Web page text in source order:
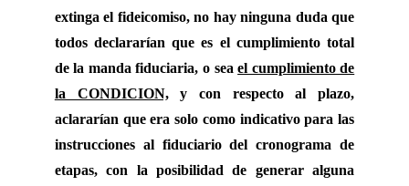
extinga el fideicomiso, no hay ninguna duda que
todos declararían que es el cumplimiento total
de la manda fiduciaria, o seael cumplimiento de
la CONDICION,y con respecto al plazo,
aclararían que era solo como indicativo para las
instrucciones al fiduciario del cronograma de
etapas, con la posibilidad de generar alguna